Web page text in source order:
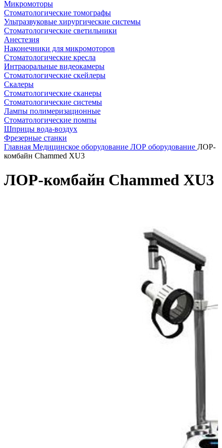
Микромоторы
Стоматологические томографы
Ультразвуковые хирургические системы
Стоматологические светильники
Анестезия
Наконечники для микромоторов
Стоматологические кресла
Интраоральные видеокамеры
Стоматологические скейлеры
Скалеры
Стоматологические сканеры
Стоматологические системы
Лампы полимеризационные
Стоматологические помпы
Шприцы вода-воздух
Фрезерные станки
Главная Медицинское оборудование ЛОР оборудование ЛОР-
комбайн Chammed XU3
ЛОР-комбайн Chammed XU3